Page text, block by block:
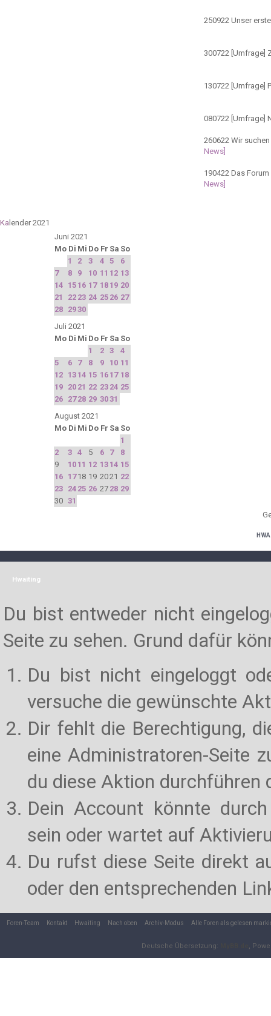
250922 Unser
300722 [Umfrage]
130722 [Umfrage]
080722 [Umfrage]
260622 Wir
News]
190422 Das
News]
Ka lender 2021
Juni 2021
Mo Di Mi Do Fr Sa So
1
2 3 4 5
6
7
8 9 10 11 12 13
14 15 16 17 18 19 20
21
22 23 24 25 26 27
28 2930
Juli 2021
Mo Di Mi Do Fr Sa So
1
2 3
4
5
6 7 8 9 10 11
12 13 14 15 16 17 18
19 20 21 22 23 24 25
26 27 28 29 3031
August 2021
Mo Di Mi Do Fr Sa So
1
2
3 4 5 6 7
8
9
10 11 12 13 14 15
16 17 18 19 2021 22
23 24 25 26 27 28 29
30 31
Hwaiting
Du bist entweder nicht
Seite zu sehen. Grund dafür
Du bist nicht eingeloggt
versuche die gewünschte
Dir fehlt die Berechtigung,
eine Administratoren-Seite
du diese Aktion durchführen
Dein Account könnte
sein oder wartet auf
Du rufst diese Seite direkt
oder den entsprechenden
Foren-Team Kontakt Hwaiting Nach oben Archiv-Modus Alle Foren als gelesen
Deutsche Übersetzung: ,